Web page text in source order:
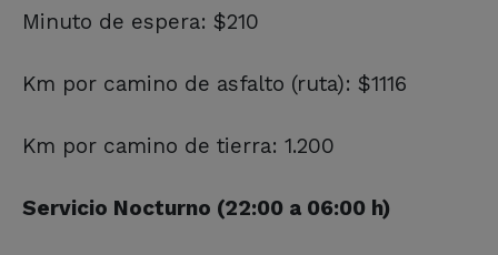
Minuto de espera: $210
Km por camino de asfalto (ruta): $1116
Km por camino de tierra: 1.200
Servicio Nocturno (22:00 a 06:00 h)